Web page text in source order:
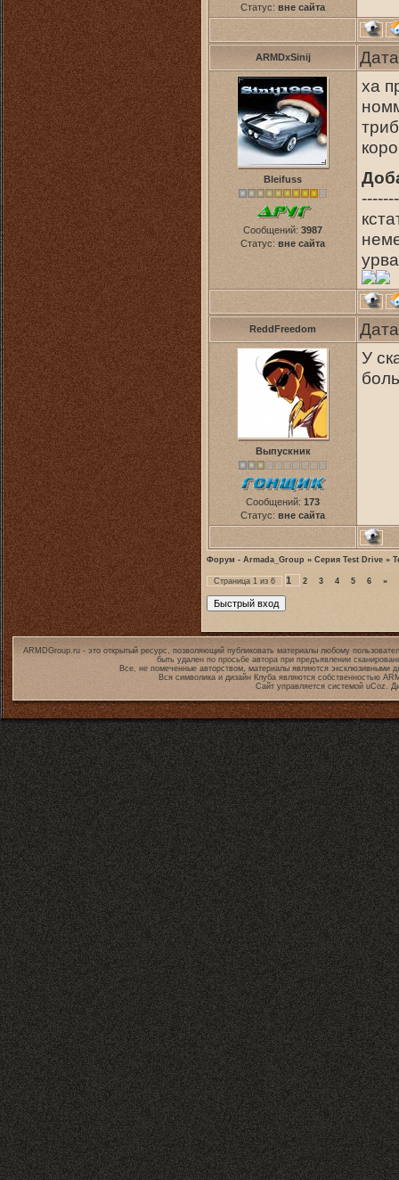
Статус: вне сайта
ARMDxSinij
Bleifuss
Сообщений: 3987
Статус: вне сайта
ха
ReddFreedom
Выпускник
Сообщений: 173
Статус: вне сайта
У
Форум - Armada_Group » Серия Test Drive »
Страница 1 из 6 1 2 3 4 5 6 »
ARMDGroup.ru - это открытый ресурс, позволяющий публиковать материалы любому
быть удален по просьбе автора при предъявлении
Все, не помеченные авторством, материалы являются эксклюзивными
Вся символика и дизайн Клуба являются собственностью
Сайт управляется системой uCoz.